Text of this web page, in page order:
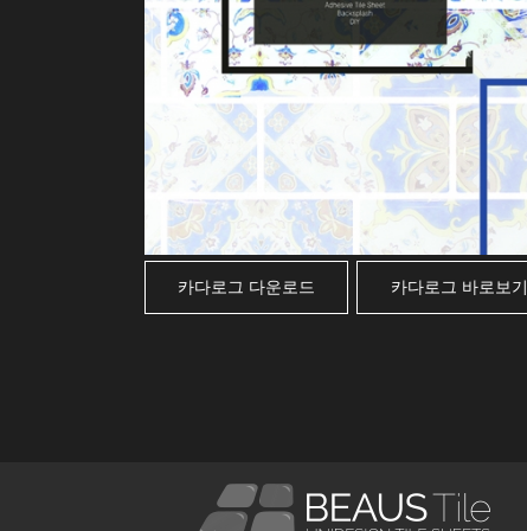
카다로그 다운로드 카다로그 바로보기